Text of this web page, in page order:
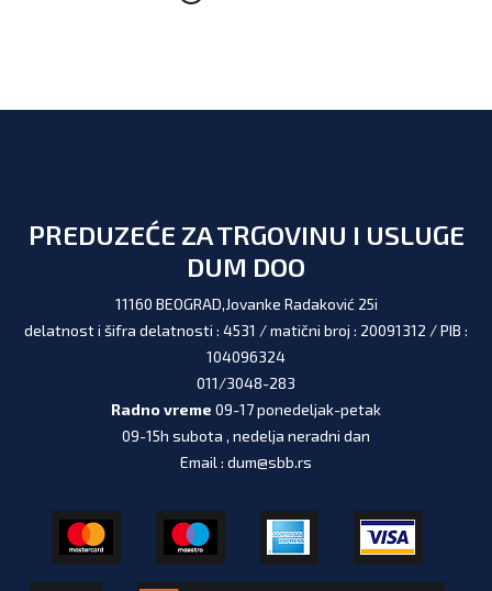
PREDUZEĆE ZA TRGOVINU I USLUGE
DUM DOO
11160 BEOGRAD,Jovanke Radaković 25i
delatnost i šifra delatnosti : 4531 / matični broj : 20091312 / PIB :
104096324
011/3048-283
Radno vreme 09-17 ponedeljak-petak
09-15h subota , nedelja neradni dan
Email : dum@sbb.rs